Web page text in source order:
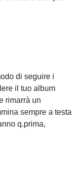
di seguire i
il tuo album
rimarrà un
sempre a testa
q.prima,